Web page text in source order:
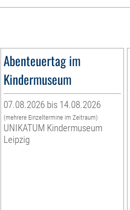
Abenteuertag im
Kindermuseum
07.08.2026 bis 14.08.2026
(mehrere Einzeltermine im Zeitraum)
UNIKATUM Kindermuseum
Leipzig